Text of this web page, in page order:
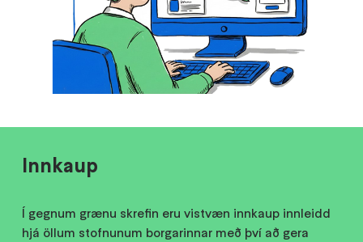
Innkaup
Í gegnum grænu skrefin eru vistvæn innkaup innleidd
hjá öllum stofnunum borgarinnar með því að gera